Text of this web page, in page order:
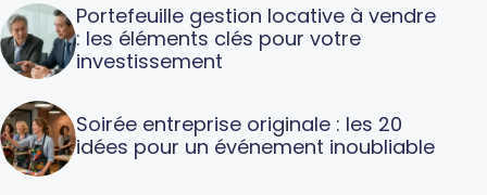
Portefeuille gestion locative à vendre
: les éléments clés pour votre
investissement
Soirée entreprise originale : les 20
idées pour un événement inoubliable